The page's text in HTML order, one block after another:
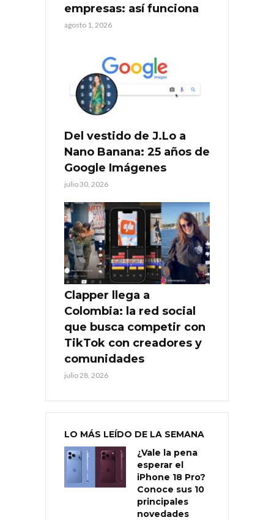
empresas: así funciona
agosto 1, 2026
Del vestido de J.Lo a
Nano Banana: 25 años de
Google Imágenes
julio 30, 2026
Clapper llega a
Colombia: la red social
que busca competir con
TikTok con creadores y
comunidades
julio 28, 2026
LO MÁS LEÍDO DE LA SEMANA
¿Vale la pena
esperar el
iPhone 18 Pro?
Conoce sus 10
principales
novedades